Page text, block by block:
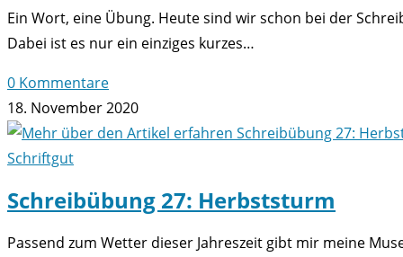
Ein Wort, eine Übung. Heute sind wir schon bei der
Dabei ist es nur ein einziges kurzes…
0 Kommentare
18. November 2020
Schriftgut
Schreibübung 27: Herbststurm
Passend zum Wetter dieser Jahreszeit gibt mir meine